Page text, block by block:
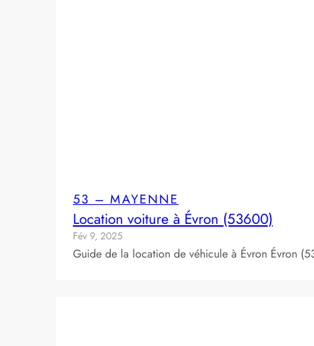
53 – MAYENNE
Location voiture à Évron (53600)
Fév 9, 2025
Guide de la location de véhicule à Évron Évron